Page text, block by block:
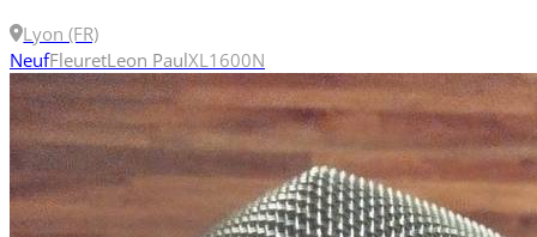
Lyon (FR)
NeufFleuretLeon PaulXL 1600N